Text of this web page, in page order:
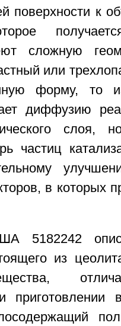
поверхности к
сложную
или
форму, то
диффузию
частиц
в которых
5182242
из
приготовлении